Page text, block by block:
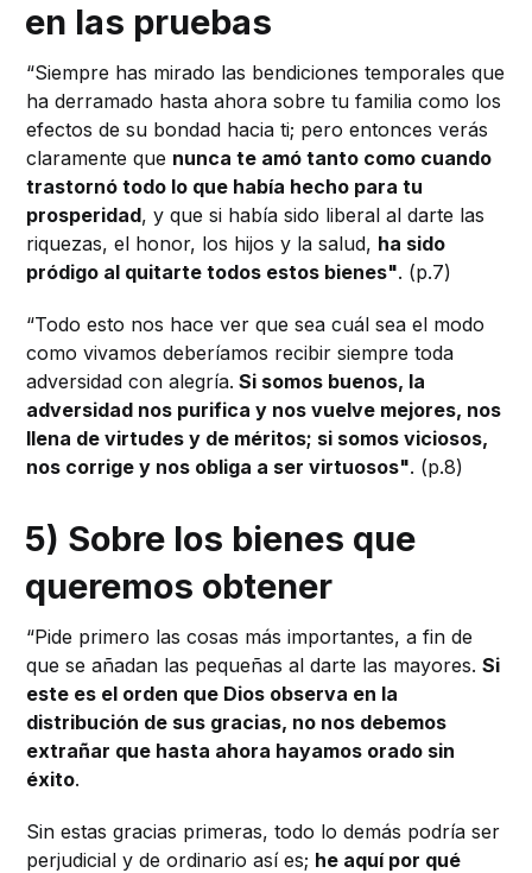
en las pruebas
“Siempre has mirado las bendiciones temporales que
ha derramado hasta ahora sobre tu familia como los
efectos de su bondad hacia ti; pero entonces verás
claramente que nunca te amó tanto como cuando
trastornó todo lo que había hecho para tu
prosperidad, y que si había sido liberal al darte las
riquezas, el honor, los hijos y la salud, ha sido
pródigo al quitarte todos estos bienes". (p.7)
“Todo esto nos hace ver que sea cuál sea el modo
como vivamos deberíamos recibir siempre toda
adversidad con alegría. Si somos buenos, la
adversidad nos purifica y nos vuelve mejores, nos
llena de virtudes y de méritos; si somos viciosos,
nos corrige y nos obliga a ser virtuosos". (p.8)
5) Sobre los bienes que
queremos obtener
“Pide primero las cosas más importantes, a fin de
que se añadan las pequeñas al darte las mayores.Si
este es el orden que Dios observa en la
distribución de sus gracias, no nos debemos
extrañar que hasta ahora hayamos orado sin
éxito.
Sin estas gracias primeras, todo lo demás podría ser
perjudicial y de ordinario así es; he aquí por qué